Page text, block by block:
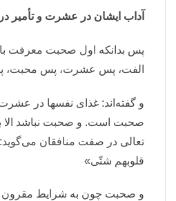
آداب ایشان در عشرت و تأمیر
پس بدانکه اول صحبت معرفت
الفت، پس عشرت، پس محبت،
و گفته‌اند: غذای نفسها در
صحبت است. و صحبت نباشد الا
تعالی در صفت منافقان
قلوبهم شتّی»
و صحبت چون به شرایط مقرون